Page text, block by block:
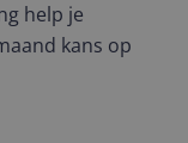
help je
kans op